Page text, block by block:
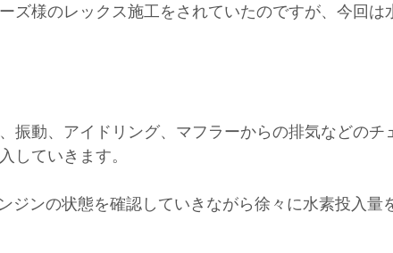
ズ様のレックス施工をされていたのですが、今回は
振動、アイドリング、マフラーからの排気などのチ
していきます。
ジンの状態を確認していきながら徐々に水素投入量